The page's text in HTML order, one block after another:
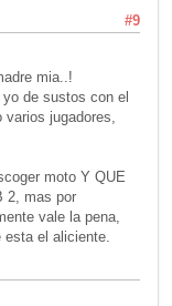
#9
mia..!
de sustos con el
jugadores,
moto Y QUE
2, mas por
vale la pena,
el aliciente.